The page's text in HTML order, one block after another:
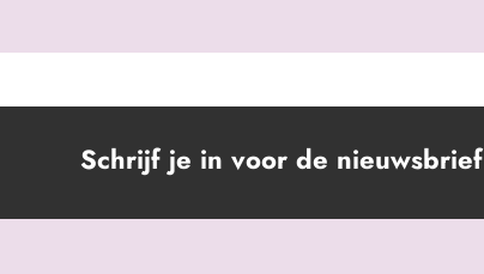
Schrijf je in voor de nieuwsbrief